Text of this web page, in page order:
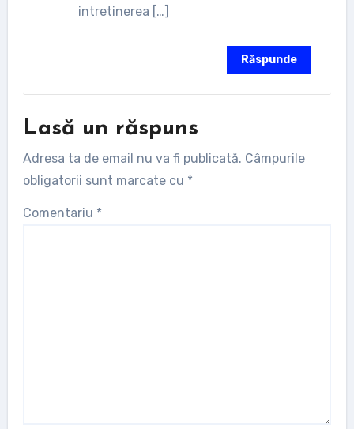
intretinerea […]
Răspunde
Lasă un răspuns
Adresa ta de email nu va fi publicată. Câmpurile
obligatorii sunt marcate cu *
Comentariu *